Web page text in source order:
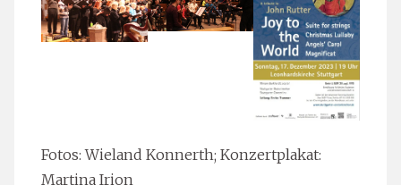
Fotos: Wieland Konnerth; Konzertplakat:
Martina Irion